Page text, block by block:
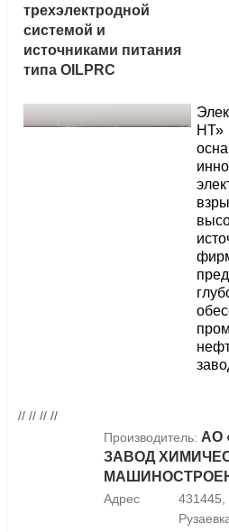
трехэлектродной
системой и
источниками питания
типа OILPRC
// // // //
Производитель: АО
ЗАВОД
Адрес
431445,